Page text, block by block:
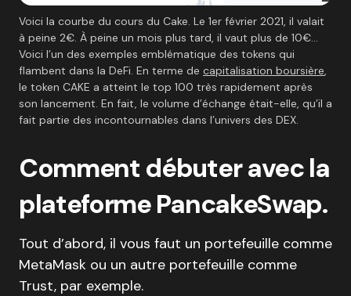
Voici la courbe du cours du Cake. Le 1er février 2021, il valait
à peine 2€. À peine un mois plus tard, il vaut plus de 10€…
Voici l’un des exemples emblématique des tokens qui
flambent dans la DeFi. En terme de capitalisation boursière
le token CAKE a atteint le top 100 très rapidement après
son lancement. En fait, le volume d’échange était-elle, qu’il a
fait partie des incontournables dans l’univers des DEX.
Comment débuter avec la
plateforme PancakeSwap.
Tout d’abord, il vous faut un portefeuille comme
MetaMask ou un autre portefeuille comme
Trust, par exemple.